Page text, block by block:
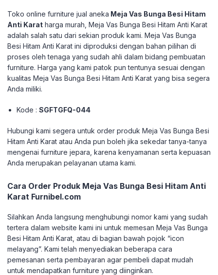
Toko online furniture jual aneka Meja Vas Bunga Besi Hitam
Anti Karat harga murah, Meja Vas Bunga Besi Hitam Anti Karat
adalah salah satu dari sekian produk kami. Meja Vas Bunga
Besi Hitam Anti Karat ini diproduksi dengan bahan pilihan di
proses oleh tenaga yang sudah ahli dalam bidang pembuatan
furniture. Harga yang kami patok pun tentunya sesuai dengan
kualitas Meja Vas Bunga Besi Hitam Anti Karat yang bisa segera
Anda miliki.
Kode :SGFTGFQ-044
Hubungi kami segera untuk order produk Meja Vas Bunga Besi
Hitam Anti Karat atau Anda pun boleh jika sekedar tanya-tanya
mengenai furniture jepara, karena kenyamanan serta kepuasan
Anda merupakan pelayanan utama kami.
Cara Order Produk Meja Vas Bunga Besi Hitam Anti
Karat Furnibel.com
Silahkan Anda langsung menghubungi nomor kami yang sudah
tertera dalam website kami ini untuk memesan Meja Vas Bunga
Besi Hitam Anti Karat, atau di bagian bawah pojok “icon
melayang”. Kami telah menyediakan beberapa cara
pemesanan serta pembayaran agar pembeli dapat mudah
untuk mendapatkan furniture yang diinginkan.